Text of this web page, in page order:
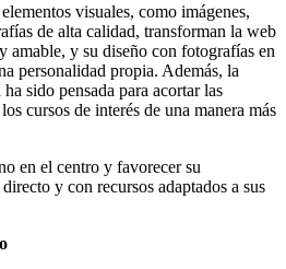
visuales, como imágenes,
de alta calidad, transforman la web
amable, y su diseño con fotografías en
personalidad propia. Además, la
sido pensada para acortar las
cursos de interés de una manera más
en el centro y favorecer su
y con recursos adaptados a sus